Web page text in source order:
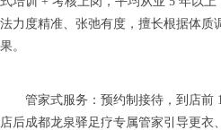
法力度精准、张弛有度，擅长根据体质
果。
管家式服务：预约制接待，到店前 1
店后成都龙泉驿足疗专属管家引导更